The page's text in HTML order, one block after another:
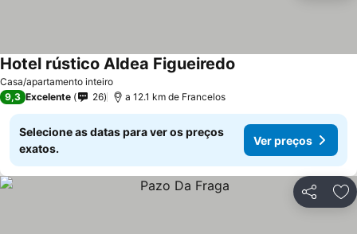
Casa/apartamento inteiro
Hotel rústico Aldea Figueiredo
9,3 Excelente 26 a 12.1 km de Francelos
Selecione as datas para ver os preços
exatos.
Ver preços
Partilhar